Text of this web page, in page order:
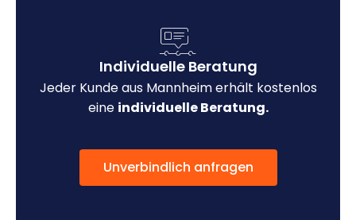
Individuelle Beratung
Jeder Kunde aus Mannheim erhält kostenlos
eine individuelle Beratung.
Unverbindlich anfragen